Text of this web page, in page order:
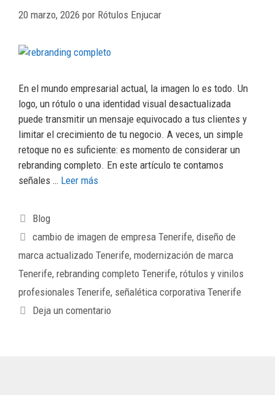
20 marzo, 2026 por Rótulos Enjucar
En el mundo empresarial actual, la imagen lo es todo. Un
logo, un rótulo o una identidad visual desactualizada
puede transmitir un mensaje equivocado a tus clientes y
limitar el crecimiento de tu negocio. A veces, un simple
retoque no es suficiente: es momento de considerar un
rebranding completo. En este artículo te contamos
señales … Leer más
Blog
cambio de imagen de empresa Tenerife,diseño de
marca actualizado Tenerife, modernización de marca
Tenerife, rebranding completo Tenerife, rótulos y vinilos
profesionales Tenerife, señalética corporativa Tenerife
Deja un comentario